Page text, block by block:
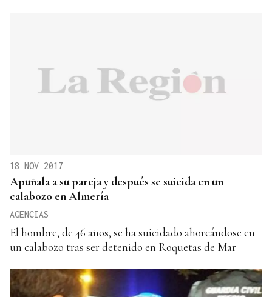
18 NOV 2017
Apuñala a su pareja y después se suicida en un
calabozo en Almería
AGENCIAS
El hombre, de 46 años, se ha suicidado ahorcándose en
un calabozo tras ser detenido en Roquetas de Mar